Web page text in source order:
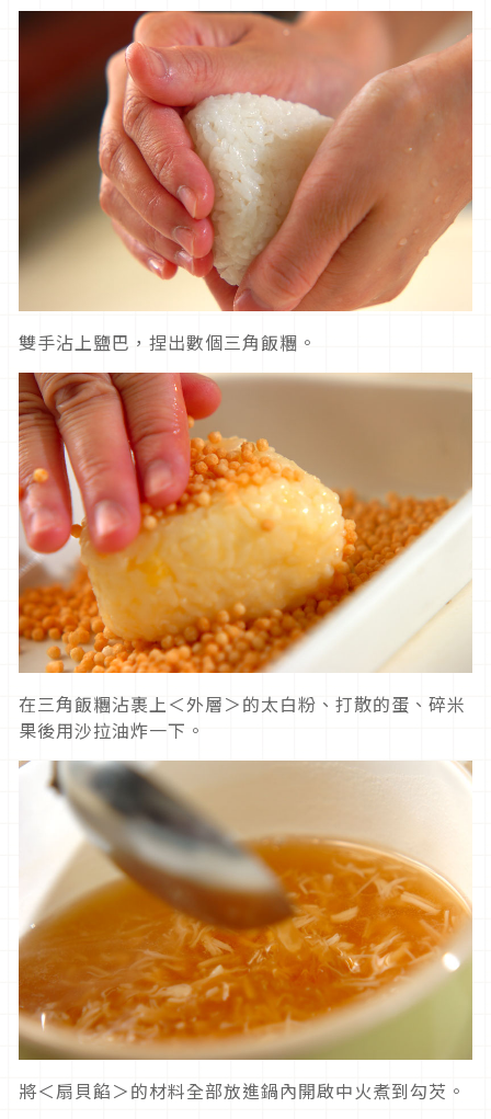
雙手沾上鹽巴，捏出數個三角飯糰。
在三角飯糰沾裹上＜外層＞的太白粉、打散的蛋、碎米
果後用沙拉油炸一下。
將＜扇貝餡＞的材料全部放進鍋內開啟中火煮到勾芡。